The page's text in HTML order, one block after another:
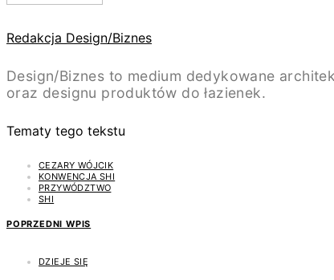
Redakcja Design/Biznes
Design/Biznes to medium dedykowane
oraz designu produktów do łazienek.
Tematy tego tekstu
CEZARY WÓJCIK
KONWENCJA SHI
PRZYWÓDZTWO
SHI
POPRZEDNI WPIS
DZIEJE SIĘ